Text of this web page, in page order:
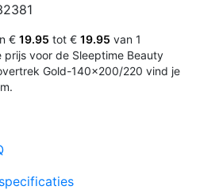
€ 19.95 tot € 19.95 van 1
prijs voor de Sleeptime Beauty
Gold-140x200/220 vind je